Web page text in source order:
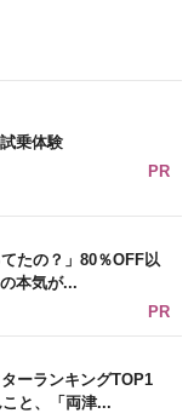
乗体験
PR
たの？」80％OFF以
本気が...
PR
ーランキングTOP1
と、「両津...